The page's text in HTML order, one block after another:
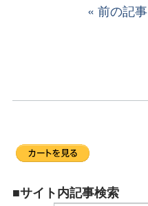
前の記事
■サイト内記事検索